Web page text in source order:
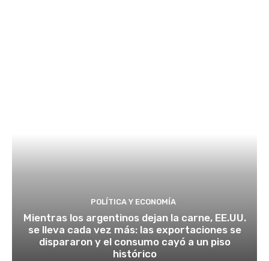
POLÍTICA Y ECONOMÍA
Mientras los argentinos dejan la carne, EE.UU.
se lleva cada vez más: las exportaciones se
dispararon y el consumo cayó a un piso
histórico